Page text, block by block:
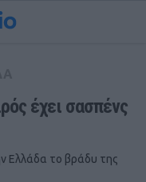
έχει σασπένς
Ελλάδα το βράδυ της